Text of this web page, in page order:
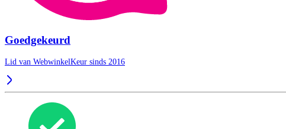
Goedgekeurd
Lid van WebwinkelKeur sinds 2016